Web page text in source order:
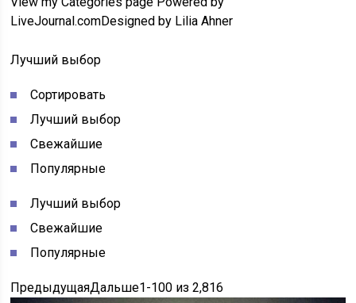
LiveJournal.comDesigned by Lilia Ahner
Лучший выбор
Сортировать
Лучший выбор
Свежайшие
Популярные
Лучший выбор
Свежайшие
Популярные
ПредыдущаяДальше1-100 из2,816